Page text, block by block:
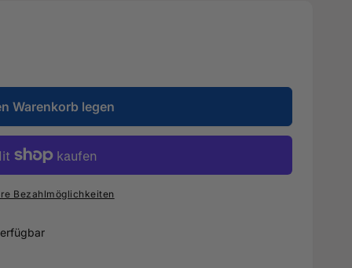
Warenkorb legen
Bezahlmöglichkeiten